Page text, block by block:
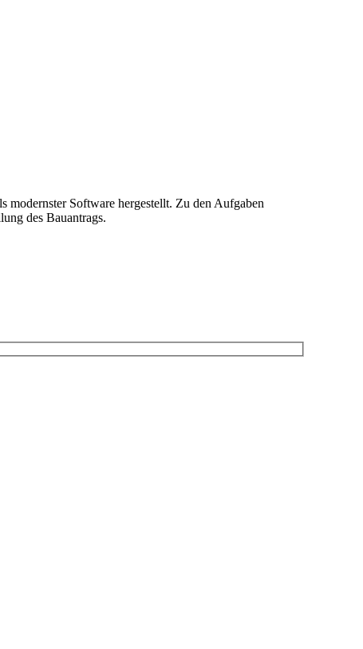
modernster Software hergestellt. Zu den Aufgaben
des Bauantrags.